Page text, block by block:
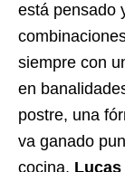
está pensado
siempre con
en
postre, una
va ganado
cocina, Lucas